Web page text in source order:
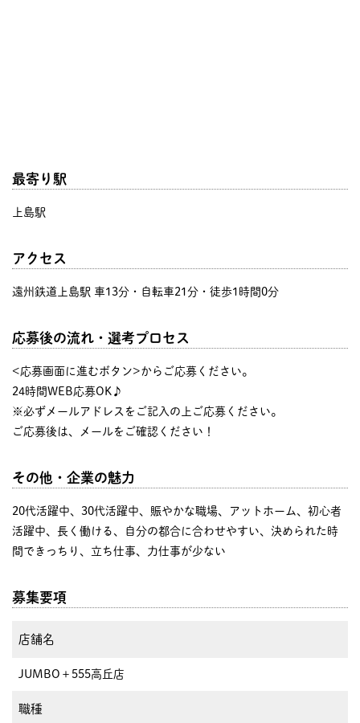
最寄り駅
上島駅
アクセス
遠州鉄道上島駅 車13分・自転車21分・徒歩1時間0分
応募後の流れ・選考プロセス
<応募画面に進むボタン>からご応募ください。
24時間WEB応募OK♪
※必ずメールアドレスをご記入の上ご応募ください。
ご応募後は、メールをご確認ください！
その他・企業の魅力
20代活躍中、30代活躍中、賑やかな職場、アットホーム、初心者
活躍中、長く働ける、自分の都合に合わせやすい、決められた時
間できっちり、立ち仕事、力仕事が少ない
募集要項
店舗名
JUMBO＋555高丘店
職種